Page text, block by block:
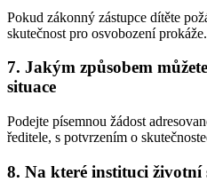
Pokud zákonný zástupce dítěte
skutečnost pro osvobození prokáže.
7. Jakým způsobem
situace
Podejte písemnou žádost
ředitele, s potvrzením o
8. Na které instituci životní